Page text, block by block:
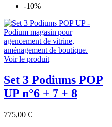
-10%
Voir le produit
Set 3 Podiums POP
UP n°6 + 7 + 8
775,00 €